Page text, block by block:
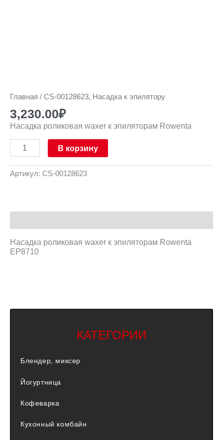
Главная / CS-00128623, Насадка к эпилятору
3,230.00₽
Насадка роликовая waxer к эпиляторам Rowenta
В корзину
Артикул: CS-00128623
Насадка роликовая waxer к эпиляторам Rowenta
EP8710
КАТЕГОРИИ
Блендер, миксер
Йогуртница
Кофеварка
Кухонный комбайн